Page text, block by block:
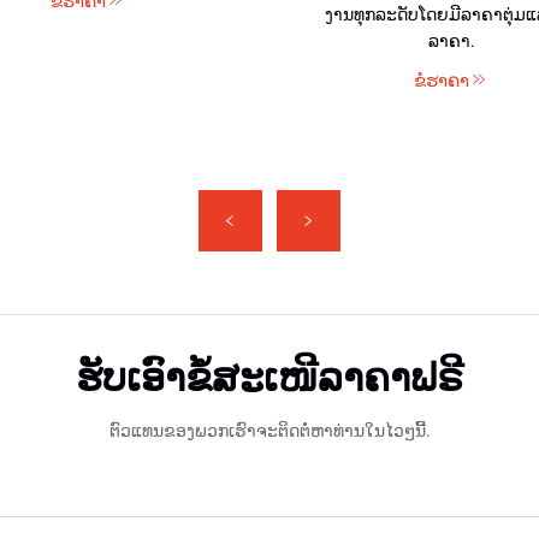
ງານທຸກລະດັບໂດຍມີລາຄາຕຸ່ມແ
ລາຄາ.
ຂໍຮາຄາ
ຮັບເອົາຂໍ້ສະເໜີລາຄາຟຣີ
ຕົວແທນຂອງພວກເຮົາຈະຕິດຕໍ່ຫາທ່ານໃນໄວໆນີ້.